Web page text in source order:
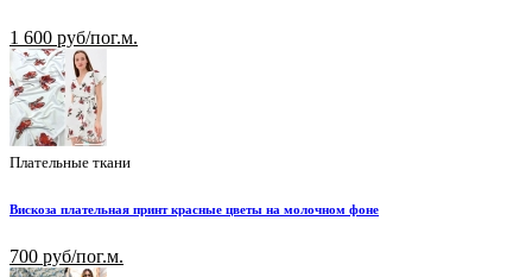
1 600 руб/пог.м.
Плательные ткани
Вискоза плательная принт красные цветы на молочном фоне
700 руб/пог.м.